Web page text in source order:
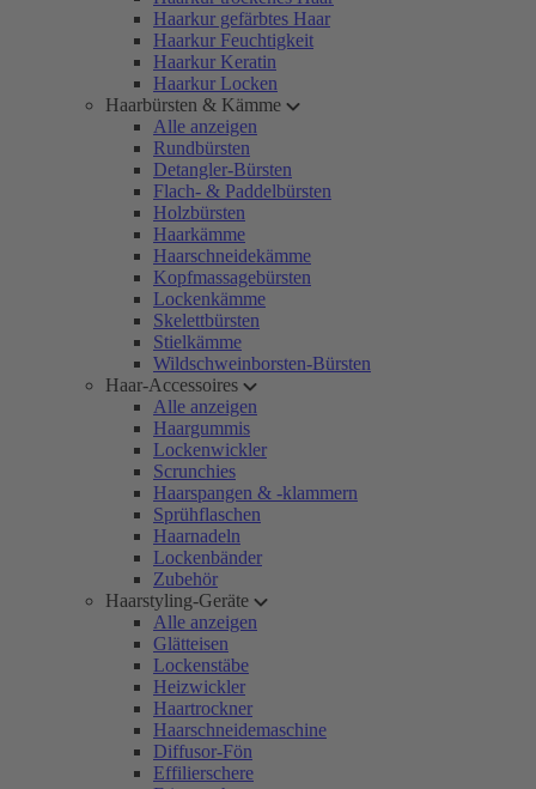
Haarkur gefärbtes Haar
Haarkur Feuchtigkeit
Haarkur Keratin
Haarkur Locken
Haarbürsten & Kämme
Alle anzeigen
Rundbürsten
Detangler-Bürsten
Flach- & Paddelbürsten
Holzbürsten
Haarkämme
Haarschneidekämme
Kopfmassagebürsten
Lockenkämme
Skelettbürsten
Stielkämme
Wildschweinborsten-Bürsten
Haar-Accessoires
Alle anzeigen
Haargummis
Lockenwickler
Scrunchies
Haarspangen & -klammern
Sprühflaschen
Haarnadeln
Lockenbänder
Zubehör
Haarstyling-Geräte
Alle anzeigen
Glätteisen
Lockenstäbe
Heizwickler
Haartrockner
Haarschneidemaschine
Diffusor-Fön
Effilierschere